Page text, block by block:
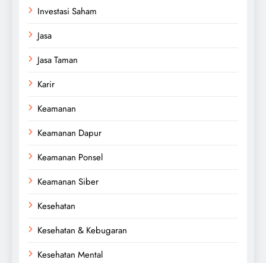
Investasi Saham
Jasa
Jasa Taman
Karir
Keamanan
Keamanan Dapur
Keamanan Ponsel
Keamanan Siber
Kesehatan
Kesehatan & Kebugaran
Kesehatan Mental